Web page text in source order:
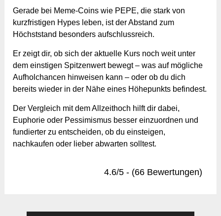
Gerade bei Meme-Coins wie PEPE, die stark von
kurzfristigen Hypes leben, ist der Abstand zum
Höchststand besonders aufschlussreich.
Er zeigt dir, ob sich der aktuelle Kurs noch weit unter
dem einstigen Spitzenwert bewegt – was auf mögliche
Aufholchancen hinweisen kann – oder ob du dich
bereits wieder in der Nähe eines Höhepunkts befindest.
Der Vergleich mit dem Allzeithoch hilft dir dabei,
Euphorie oder Pessimismus besser einzuordnen und
fundierter zu entscheiden, ob du einsteigen,
nachkaufen oder lieber abwarten solltest.
4.6/5 - (66 Bewertungen)